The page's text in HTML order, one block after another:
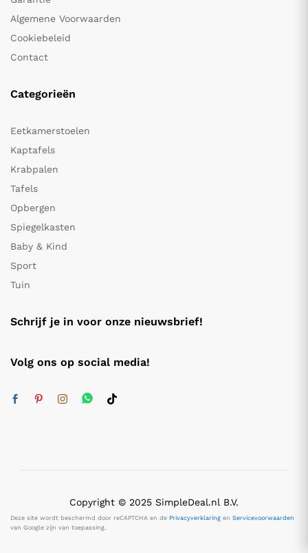
Algemene Voorwaarden
Cookiebeleid
Contact
Categorieën
Eetkamerstoelen
Kaptafels
Krabpalen
Tafels
Opbergen
Spiegelkasten
Baby & Kind
Sport
Tuin
Schrijf je in voor onze nieuwsbrief!
Volg ons op social media!
Copyright © 2025 SimpleDeal.nl B.V.
Deze site wordt beschermd door reCAPTCHA en de Privacyverklaring en Servicevoorwaarden
van Google zijn van toepassing.